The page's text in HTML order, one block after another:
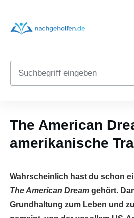
The American
amerikanische
Wahrscheinlich hast du schon
The American Dream gehört.
Grundhaltung zum Leben und